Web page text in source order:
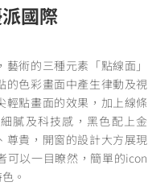
國際
術的三種元素「點線面」
的色彩畫面中產生律動及視
輕點畫面的效果，加上線條
膩及科技感，黑色配上金
尊貴，開窗的設計大方展現
可以一目瞭然，簡單的icon
。